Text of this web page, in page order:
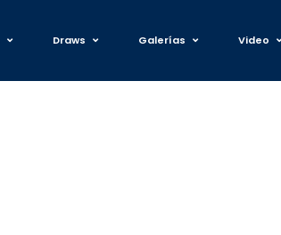
Draws Galerías Video